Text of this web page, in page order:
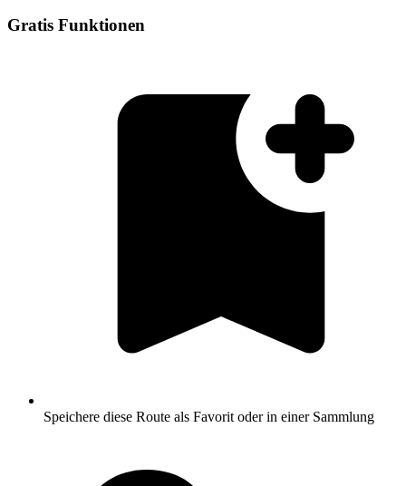
Gratis Funktionen
Speichere diese Route als Favorit oder in einer Sammlung